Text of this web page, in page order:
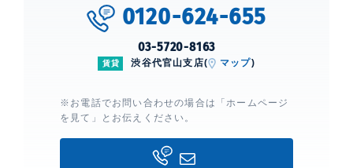
ン、 カウンターキッチン、 CATV、 BS、 CS、 光、
浴室TV有り(残置)
建物設備・施設
エレベーター、 宅配ボックス、 オー
ロックキー、 TVモニター付きインタ
ーホン、 防犯カメラ、 日勤管理、
0120-624-655
03-5720-8163
賃貸 渋谷代官山支店( マップ)
※お電話でお問い合わせの場合は「ホームページ
を見て」とお伝えください。